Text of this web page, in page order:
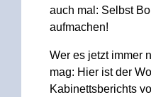
auch mal: Selbst
aufmachen!
Wer es jetzt immer
mag: Hier ist der
Kabinettsberichts